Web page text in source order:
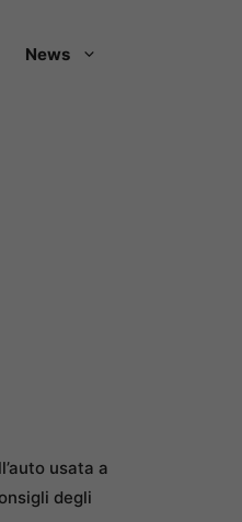
News
usata a
degli